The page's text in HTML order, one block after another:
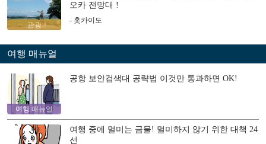
관광
오카 전망대 !
- 홋카이도
여행 매뉴얼
여행 매뉴얼
공항 보안검색대 공략법 이것만 통과하면 OK!
여행 중에 멀미는 금물! 멀미하지 않기 위한 대책 24
선